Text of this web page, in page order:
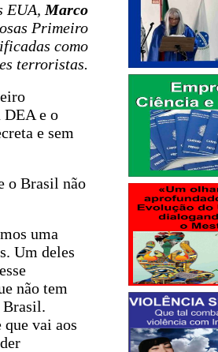
EUA, Marco
Primeiro
como
terroristas.
e o
e sem
o Brasil não
uma
Um deles
não tem
Brasil.
vai aos